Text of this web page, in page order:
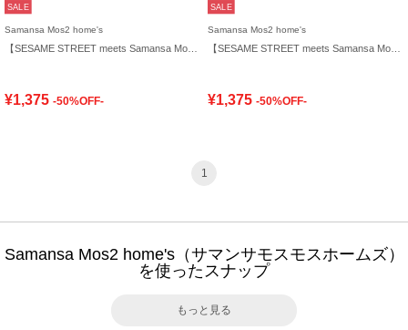
SALE
Samansa Mos2 home's
¥1,375 -50%OFF-
SALE
Samansa Mos2 home's
¥1,375 -50%OFF-
1
Samansa Mos2 home's（サマンサモスモスホームズ）
を使ったスナップ
もっと見る